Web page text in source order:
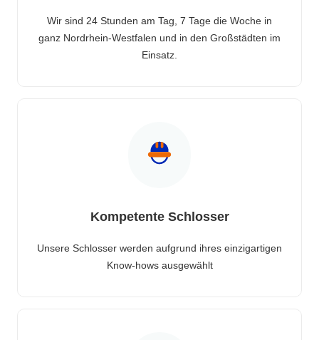
Wir sind 24 Stunden am Tag, 7 Tage die Woche in
ganz Nordrhein-Westfalen und in den Großstädten im
Einsatz.
Kompetente Schlosser
Unsere Schlosser werden aufgrund ihres einzigartigen
Know-hows ausgewählt